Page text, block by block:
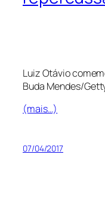
Luiz Otávio
Buda Mendes/
(mais…)
07/04/2017